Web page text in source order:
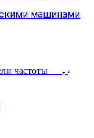
машинами
частоты